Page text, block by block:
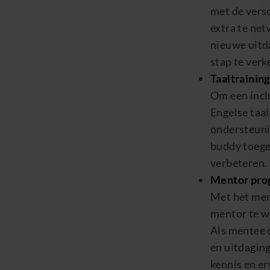
met de
extra te
nieuwe
stap te
Om een
Engelse
buddy
verbeteren.
Mentor
Met het
mentor te
Als mentee
en
kennis en